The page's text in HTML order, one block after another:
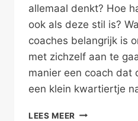
allemaal denkt? Hoe
ook als deze stil is?
coaches belangrijk is
met zichzelf aan te
manier een coach dat
een klein kwartiertje
LEES MEER DE